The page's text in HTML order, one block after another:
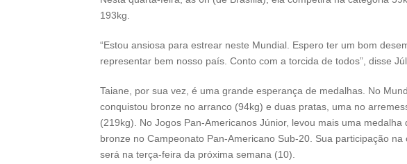
193kg.
“Estou ansiosa para estrear neste Mundial. Espero ter um bom
representar bem nosso país. Conto com a torcida de todos”, disse
Taiane, por sua vez, é uma grande esperança de medalhas. No
conquistou bronze no arranco (94kg) e duas pratas, uma no
(219kg). No Jogos Pan-Americanos Júnior, levou mais uma
bronze no Campeonato Pan-Americano Sub-20. Sua participação na
será na terça-feira da próxima semana (10).